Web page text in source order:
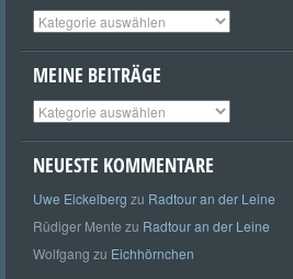
Kategorien
MEINE BEITRÄGE
Meine
Beiträge
NEUESTE KOMMENTARE
Uwe Eickelberg zu Radtour an der Leine
Rüdiger Mente zu Radtour an der Leine
Wolfgang zu Eichhörnchen